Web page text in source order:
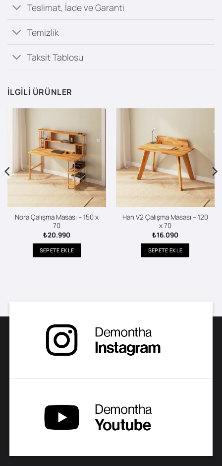
Teslimat, İade ve Garanti
Temizlik
Taksit Tablosu
İLGILI ÜRÜNLER
Nora Çalışma Masası – 150 x
70
₺20.990
SEPETE EKLE
Han V2 Çalışma Masası – 120
x 70
₺16.090
SEPETE EKLE